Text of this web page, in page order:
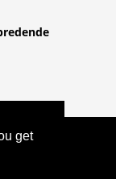
get
SOM